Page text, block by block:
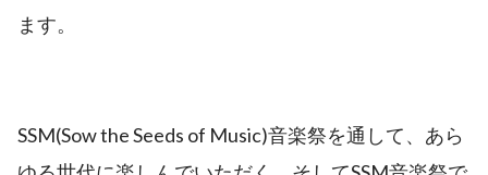
ます。
SSM(Sow the Seeds of Music)音楽祭を通して、あら